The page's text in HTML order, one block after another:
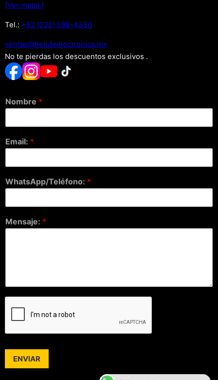
[Ver mapa.]
Tel.: +52 (222) 598-4350
xm.acinortceleedneit@satnev
No te pierdas los descuentos exclusivos .
Nombre *
Email: *
WhatsApp/Teléfono: *
Mensaje: *
ENVIAR